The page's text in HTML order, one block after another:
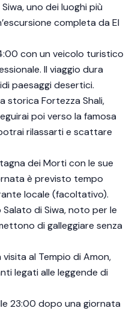
uno dei luoghi più
completa da El
con un veicolo turistico
Il viaggio dura
paesaggi desertici.
storica Fortezza Shali,
poi verso la famosa
rilassarti e scattare
dei Morti con le sue
è previsto tempo
locale (facoltativo).
di Siwa, noto per le
di galleggiare senza
al Tempio di Amon,
legati alle leggende di
23:00 dopo una giornata